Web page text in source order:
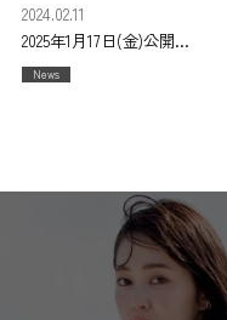
2025年1月17日(金)公開
映画「室町無頼」
2024.02.11
News